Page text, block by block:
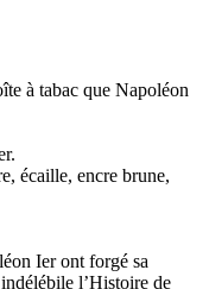
à tabac que Napoléon
écaille, encre brune,
Ier ont forgé sa
l’Histoire de